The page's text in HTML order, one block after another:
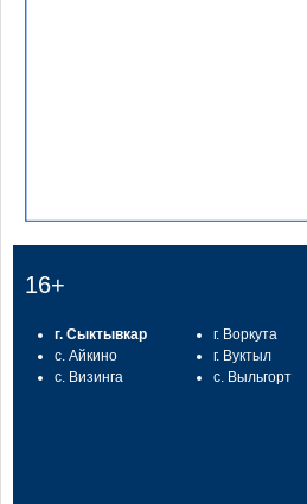
16+
г. Сыктывкар
с. Айкино
с. Визинга
г. Воркута
г. Вуктыл
с. Выльгорт